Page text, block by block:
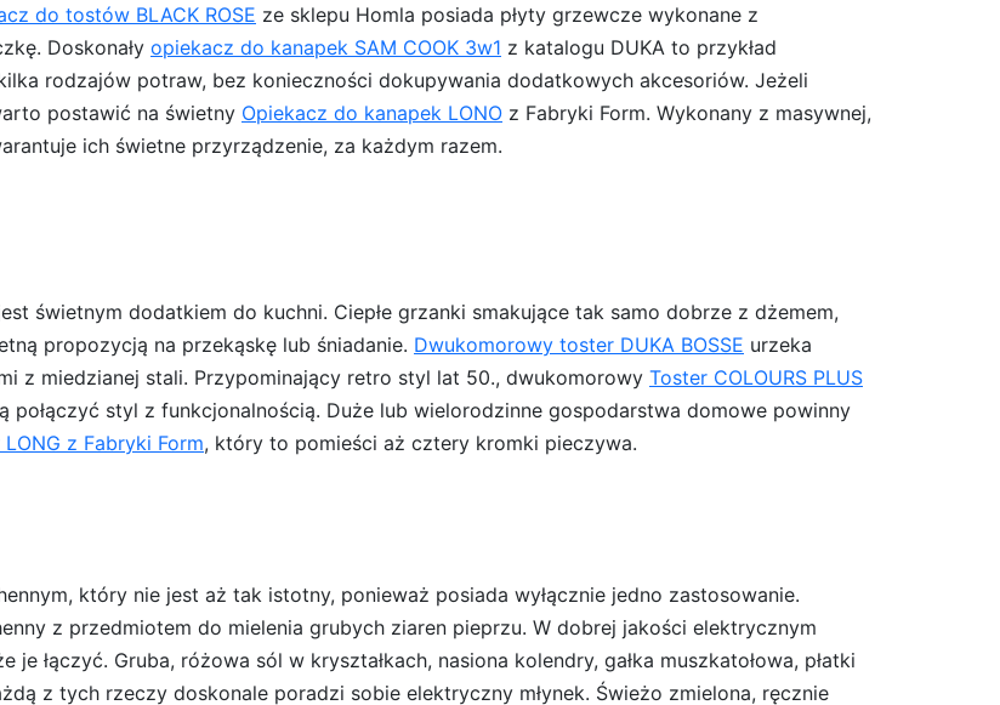
do tostów BLACK ROSE ze sklepu Homla posiada płyty grzewcze wykonane z
Doskonały opiekacz do kanapek SAM COOK 3w1 z katalogu DUKA to przykład
rodzajów potraw, bez konieczności dokupywania dodatkowych akcesoriów. Jeżeli
postawić na świetny Opiekacz do kanapek LONO z Fabryki Form. Wykonany z masywnej,
ich świetne przyrządzenie, za każdym razem.
świetnym dodatkiem do kuchni. Ciepłe grzanki smakujące tak samo dobrze z dżemem,
propozycją na przekąskę lub śniadanie. Dwukomorowy toster DUKA BOSSE urzeka
z miedzianej stali. Przypominający retro styl lat 50., dwukomorowy Toster COLOURS PLUS
styl z funkcjonalnością. Duże lub wielorodzinne gospodarstwa domowe powinny
z Fabryki Form, który to pomieści aż cztery kromki pieczywa.
który nie jest aż tak istotny, ponieważ posiada wyłącznie jedno zastosowanie.
z przedmiotem do mielenia grubych ziaren pieprzu. W dobrej jakości elektrycznym
łączyć. Gruba, różowa sól w kryształkach, nasiona kolendry, gałka muszkatołowa, płatki
z tych rzeczy doskonale poradzi sobie elektryczny młynek. Świeżo zmielona, ręcznie